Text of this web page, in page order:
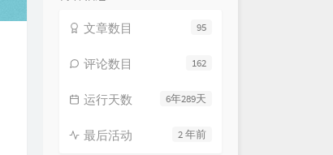
95
文章数目
162
评论数目
6年289天
运行天数
2 年前
最后活动